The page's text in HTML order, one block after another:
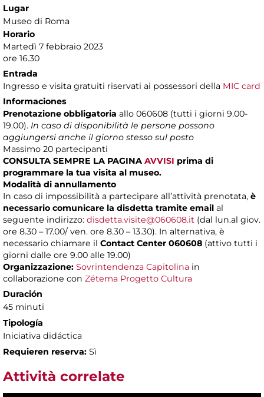
Lugar
Museo di Roma
Horario
Martedì 7 febbraio 2023
ore 16.30
Entrada
Ingresso e visita gratuiti riservati ai possessori della MIC card
Informaciones
Prenotazione obbligatoria allo 060608 (tutti i giorni 9.00-
19.00). In caso di disponibilità le persone possono
aggiungersi anche il giorno stesso sul posto
Massimo 20 partecipanti
CONSULTA SEMPRE LA PAGINA AVVISI prima di
programmare la tua visita al museo.
Modalità di annullamento
In caso di impossibilità a partecipare all’attività prenotata, è
necessario comunicare la disdetta tramite email al
seguente indirizzo: disdetta.visite@060608.it (dal lun.al giov.
ore 8.30 – 17.00/ ven. ore 8.30 – 13.30). In alternativa, è
necessario chiamare il Contact Center 060608 (attivo tutti i
giorni dalle ore 9.00 alle 19.00)
Organizzazione: Sovrintendenza Capitolina in
collaborazione con Zétema Progetto Cultura
Duración
45 minuti
Tipología
Iniciativa didáctica
Requieren reserva: Sì
Attività correlate